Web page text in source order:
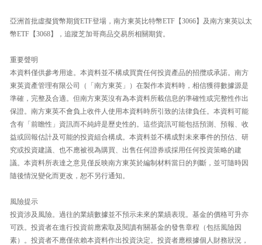
亞洲首批虛擬貨幣期貨ETF登場，南方東英比特幣ETF【3066】及南方東英以太
幣ETF【3068】，追蹤芝加哥商品交易所相關期貨。
重要聲明
本資料僅供參考用途。本資料並不構成買賣任何投資產品的招攬或承諾。南方
東英資產管理有限公司（「南方東英」）在製作本資料時，相信獲得數據源是
準確，完整及合適。但南方東英沒有為本資料所載信息的準確性或完整性作出
保證。南方東英不會負上收件人使用本資料時所引致的法律負任。本資料可能
含有「前瞻性」資訊而不純綷是歷史性的。這些資訊可能包括預測、預報、收
益或回報估計及可能的投資組合構成。本資料並不構成對未來事件的預估、研
究或投資建議、也不應被視為購買、出售任何證券或採用任何投資策略的建
議。本資料所表達之意見僅反映南方東英於編制材料當日的判斷，並可隨時因
隨後情況變化而更改，恕不另行通知。
風險提示
投資涉及風險。過往的業績數據並不預示未來的業績表現。基金的價格可升亦
可跌。投資者在進行投資前應索取及閱讀有關基金的發售章程（包括風險因
素）。投資者不應僅依賴本資料作出投資決定。投資者應根據個人財務狀況，